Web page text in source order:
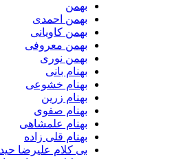
بهمن احمدی
بهمن کاویانی
بهمن معروفی
بهمن نوری
بهنام بانی
بهنام خشوعی
بهنام زرین
بهنام صفوی
بهنام علمشاهی
بهنام قلی زاده
بی کلام علیرضا حیدری